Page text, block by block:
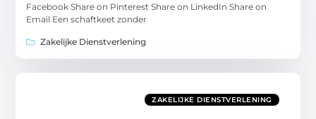
Facebook Share on Pinterest Share on LinkedIn Share on
Email Een schaftkeet zonder
Zakelijke Dienstverlening
ZAKELIJKE DIENSTVERLENING